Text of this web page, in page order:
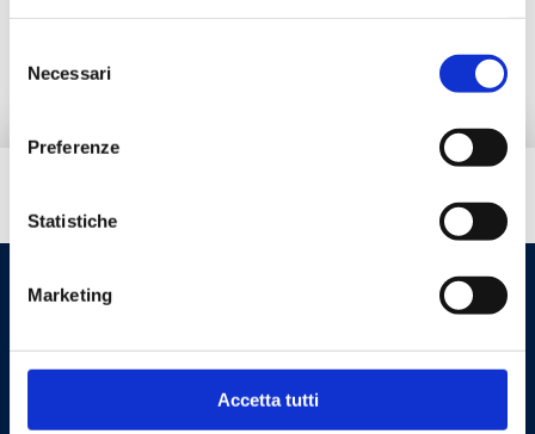
delNecessari
Preferenze
Statistiche
Marketing
Accetta tutti